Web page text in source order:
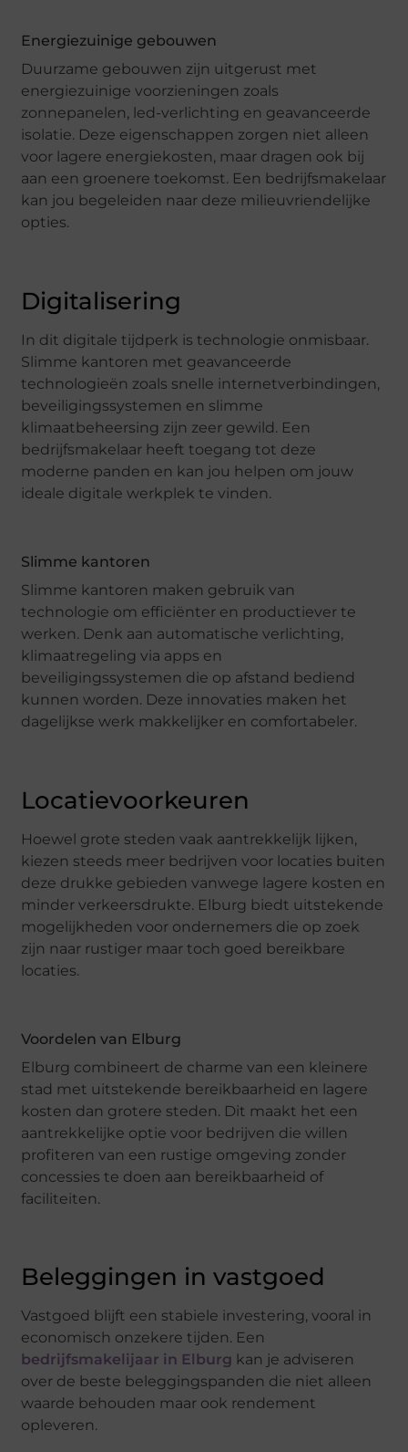
Energiezuinige gebouwen
Duurzame gebouwen zijn uitgerust met
energiezuinige voorzieningen zoals
zonnepanelen, led-verlichting en geavanceerde
isolatie. Deze eigenschappen zorgen niet alleen
voor lagere energiekosten, maar dragen ook bij
aan een groenere toekomst. Een bedrijfsmakelaar
kan jou begeleiden naar deze milieuvriendelijke
opties.
Digitalisering
In dit digitale tijdperk is technologie onmisbaar.
Slimme kantoren met geavanceerde
technologieën zoals snelle internetverbindingen,
beveiligingssystemen en slimme
klimaatbeheersing zijn zeer gewild. Een
bedrijfsmakelaar heeft toegang tot deze
moderne panden en kan jou helpen om jouw
ideale digitale werkplek te vinden.
Slimme kantoren
Slimme kantoren maken gebruik van
technologie om efficiënter en productiever te
werken. Denk aan automatische verlichting,
klimaatregeling via apps en
beveiligingssystemen die op afstand bediend
kunnen worden. Deze innovaties maken het
dagelijkse werk makkelijker en comfortabeler.
Locatievoorkeuren
Hoewel grote steden vaak aantrekkelijk lijken,
kiezen steeds meer bedrijven voor locaties buiten
deze drukke gebieden vanwege lagere kosten en
minder verkeersdrukte. Elburg biedt uitstekende
mogelijkheden voor ondernemers die op zoek
zijn naar rustiger maar toch goed bereikbare
locaties.
Voordelen van Elburg
Elburg combineert de charme van een kleinere
stad met uitstekende bereikbaarheid en lagere
kosten dan grotere steden. Dit maakt het een
aantrekkelijke optie voor bedrijven die willen
profiteren van een rustige omgeving zonder
concessies te doen aan bereikbaarheid of
faciliteiten.
Beleggingen in vastgoed
Vastgoed blijft een stabiele investering, vooral in
economisch onzekere tijden. Een
bedrijfsmakelijaar in Elburg kan je adviseren
over de beste beleggingspanden die niet alleen
waarde behouden maar ook rendement
opleveren.